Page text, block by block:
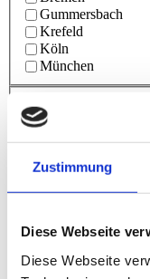
Zustimmung
Diese Webseite
Diese Webseite
Gummersbach
Krefeld
Köln
München
Persönliche Daten
Titel
Vorname*
Straße *
PLZ*